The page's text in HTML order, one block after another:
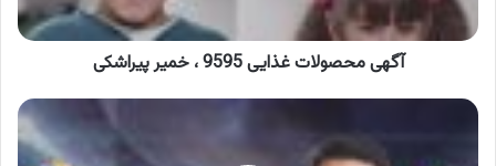
آگهی محصولات غذایی 9595 ، خمیر پیراشکی
آگهی